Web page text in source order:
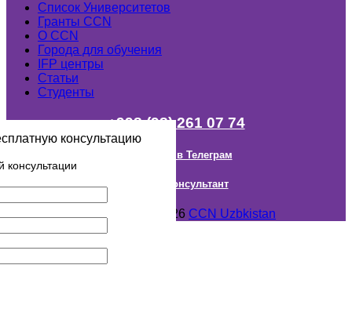
Список Университетов
Гранты ССN
О ССN
Города для обучения
IFP центры
Статьи
Студенты
+998 (98) 261 07 74
Наш канал в Телеграм
Онлайн Консультант
Авторское право © 2018- 2026 CCN Uzbkistan
консультацию
консультации